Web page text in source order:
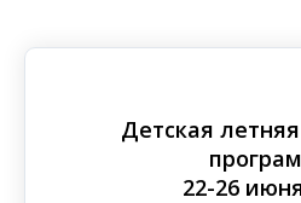
Детская
22-26